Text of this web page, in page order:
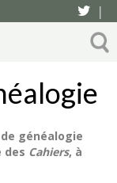
|
généalogie
des Cahiers, à